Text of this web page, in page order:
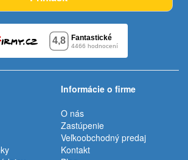
Informácie o firme
O nás
Zastúpenie
Veľkoobchodný predaj
Kontakt